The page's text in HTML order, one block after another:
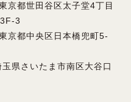
京都世田谷区太子堂4丁目
3
京都中央区日本橋兜町5-
県さいたま市南区大谷口